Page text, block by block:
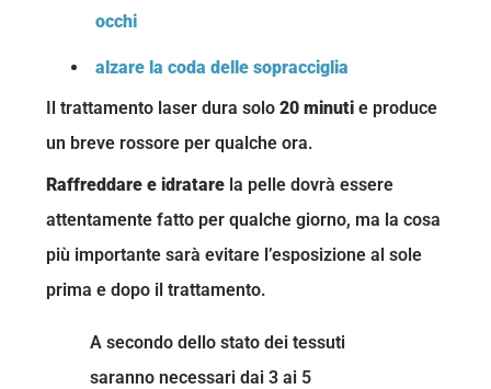
occhi
alzare la coda delle sopracciglia
Il trattamento laser dura solo 20 minuti e produce
un breve rossore per qualche ora.
Raffreddare e idratare la pelle dovrà essere
attentamente fatto per qualche giorno, ma la cosa
più importante sarà evitare l’esposizione al sole
prima e dopo il trattamento.
A secondo dello stato dei tessuti
saranno necessari dai 3 ai 5